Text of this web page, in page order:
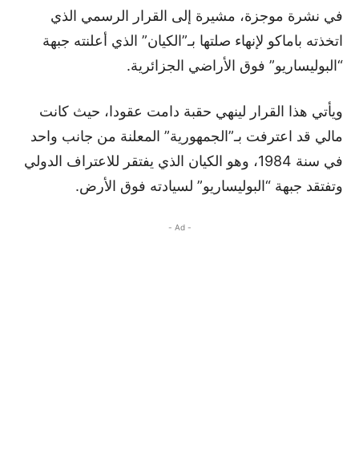
في نشرة موجزة، مشيرة إلى القرار الرسمي الذي
اتخذته باماكو لإنهاء صلتها بـ”الكيان” الذي أعلنته جبهة
“البوليساريو” فوق الأراضي الجزائرية.
ويأتي هذا القرار لينهي حقبة دامت عقودا، حيث كانت
مالي قد اعترفت بـ”الجمهورية” المعلنة من جانب واحد
في سنة 1984، وهو الكيان الذي يفتقر للاعتراف الدولي
وتفتقد جبهة “البوليساريو” لسيادته فوق الأرض.
- Ad -